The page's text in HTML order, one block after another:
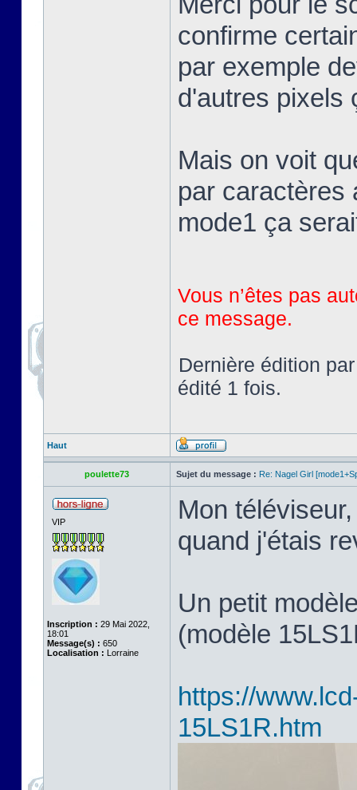
confirme
par exemple
d'autres pixels
Mais on voit
par caractères
mode1 ça
Vous n’êtes pas
ce message.
Dernière édition
édité 1 fois.
Haut
poulette73 Sujet du message : Re: Nagel Girl
VIP
Inscription : 29 Mai 2022,
18:01
Message(s) : 650
Localisation : Lorraine
Mon
quand j'étais
Un petit
(modèle
https://
15LS1R.htm